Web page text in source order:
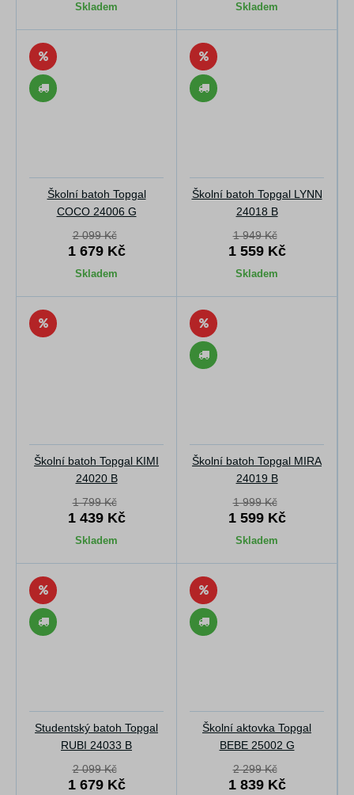
Skladem Skladem
Školní batoh Topgal
COCO 24006 G
2 099 Kč
1 679 Kč
Skladem
Školní batoh Topgal LYNN
24018 B
1 949 Kč
1 559 Kč
Skladem
Školní batoh Topgal KIMI
24020 B
1 799 Kč
1 439 Kč
Skladem
Školní batoh Topgal MIRA
24019 B
1 999 Kč
1 599 Kč
Skladem
Studentský batoh Topgal
RUBI 24033 B
2 099 Kč
1 679 Kč
Školní aktovka Topgal
BEBE 25002 G
2 299 Kč
1 839 Kč